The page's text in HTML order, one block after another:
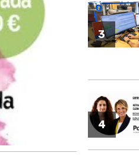
3
4